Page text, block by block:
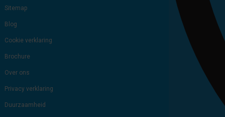
Sitemap
Blog
Cookie verklaring
Brochure
Over ons
Privacy verklaring
Duurzaamheid